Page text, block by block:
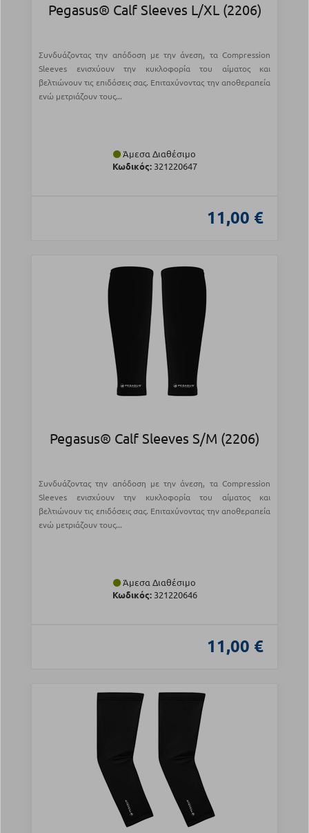
Pegasus® Calf Sleeves L/XL (2206)
Συνδυάζοντας την απόδοση με την άνεση, τα Compression
Sleeves ενισχύουν την κυκλοφορία του αίματος και
βελτιώνουν τις επιδόσεις σας. Επιταχύνοντας την αποθεραπεία
ενώ μετριάζουν τους...
Άμεσα Διαθέσιμο
Κωδικός:321220647
11,00 €
Pegasus® Calf Sleeves S/M (2206)
Συνδυάζοντας την απόδοση με την άνεση, τα Compression
Sleeves ενισχύουν την κυκλοφορία του αίματος και
βελτιώνουν τις επιδόσεις σας. Επιταχύνοντας την αποθεραπεία
ενώ μετριάζουν τους...
Άμεσα Διαθέσιμο
Κωδικός:321220646
11,00 €